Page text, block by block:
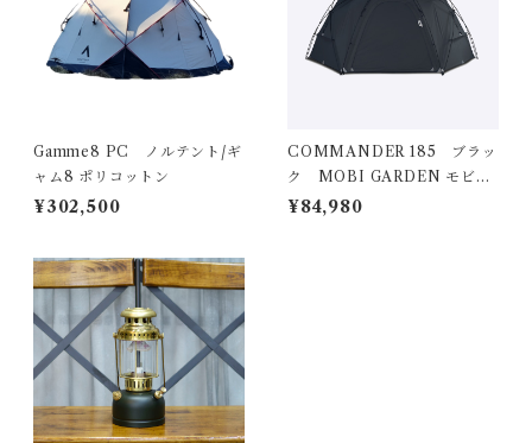
Gamme8 PC ノルテント/ギ
ャム8 ポリコットン
¥302,500
COMMANDER 185 ブラッ
ク MOBI GARDEN モビガ
ーデン
¥84,980